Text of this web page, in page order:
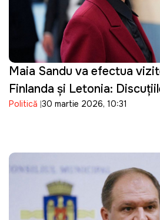
Maia Sandu va efectua
Finlanda și Letonia:
parcursul european al
Politică 30 martie 2026, 10:31